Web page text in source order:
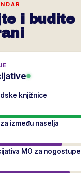
i budite
knjižnice
između naselja
MO za nogostupe